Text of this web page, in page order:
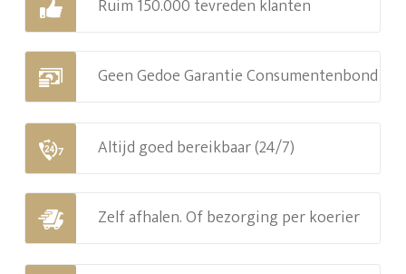
Ruim 150.000 tevreden klanten
Geen Gedoe Garantie Consumentenbond
Altijd goed bereikbaar (24/7)
Zelf afhalen. Of bezorging per koerier